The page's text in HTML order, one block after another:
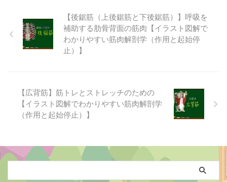
（腕）を体幹に安定させて「肩関
節の内転 ...
吸補助筋として働く【肋間筋】解
剖学（起始停止、作用、神経支配
など）をイラスト図解（解剖図）
を使ってわかりやすく説明してい
ます。 【肋間筋】とは？どこに
層にある「外肋間筋」、「外肋間
筋」の深層を逆方向に走行する
「内肋間筋（および最内肋間
かんきん Exte ...
【後鋸筋（上後鋸筋と下後鋸筋）】呼吸を
補助する肋骨背面の筋肉【イラスト図解で
わかりやすい筋肉解剖学（作用と起始停
止）】
【広背筋】筋トレとストレッチのための
【イラスト図解でわかりやすい筋肉解剖学
（作用と起始停止）】